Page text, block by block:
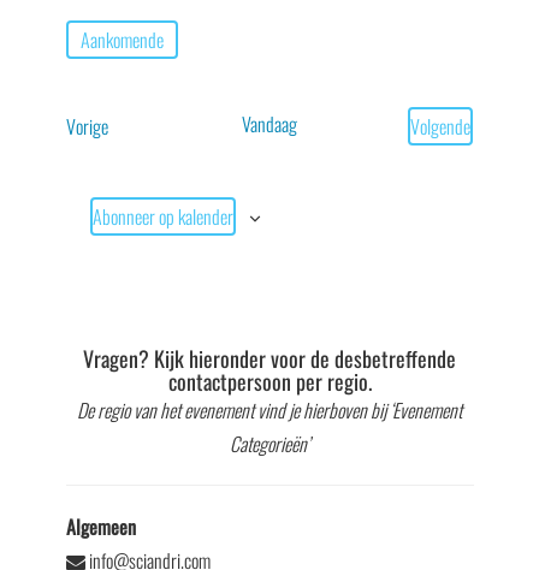
Aankomende
datum.
VorigeEvenementen Vandaag
Volgende
Abonneer op kalender
Vragen? Kijk hieronder voor de desbetreffende
contactpersoon per regio.
De regio van het evenement vind je hierboven bij ‘Evenement
Categorieën’
Algemeen
info@sciandri.com